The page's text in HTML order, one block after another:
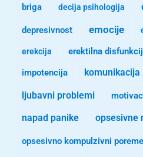
briga decija psihologija
depresivnost emocije
erekcija erektilna
impotencija komunikacija
ljubavni problemi
napad panike opsesivne
opsesivno kompulzivni